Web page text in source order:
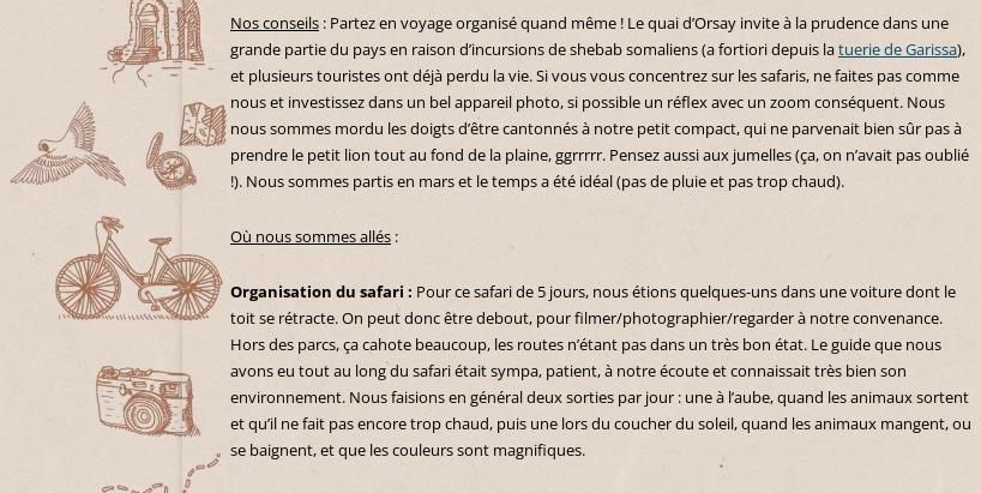
Nos conseils : Partez en voyage organisé quand même ! Le quai d’Orsay invite à la prudence dans une
grande partie du pays en raison d’incursions de shebab somaliens (a fortiori depuis latuerie de Garissa),
et plusieurs touristes ont déjà perdu la vie. Si vous vous concentrez sur les safaris, ne faites pas comme
nous et investissez dans un bel appareil photo, si possible un réflex avec un zoom conséquent. Nous
nous sommes mordu les doigts d’être cantonnés à notre petit compact, qui ne parvenait bien sûr pas à
prendre le petit lion tout au fond de la plaine, ggrrrrr. Pensez aussi aux jumelles (ça, on n’avait pas oublié
!). Nous sommes partis en mars et le temps a été idéal (pas de pluie et pas trop chaud).
Où nous sommes allés :
Organisation du safari : Pour ce safari de 5 jours, nous étions quelques-uns dans une voiture dont le
toit se rétracte. On peut donc être debout, pour filmer/photographier/regarder à notre convenance.
Hors des parcs, ça cahote beaucoup, les routes n’étant pas dans un très bon état. Le guide que nous
avons eu tout au long du safari était sympa, patient, à notre écoute et connaissait très bien son
environnement. Nous faisions en général deux sorties par jour : une à l’aube, quand les animaux sortent
et qu’il ne fait pas encore trop chaud, puis une lors du coucher du soleil, quand les animaux mangent, ou
se baignent, et que les couleurs sont magnifiques.